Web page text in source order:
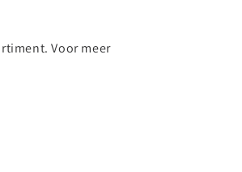
Voor meer